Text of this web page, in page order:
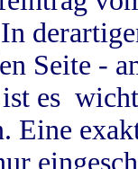
Seite -
es
Eine